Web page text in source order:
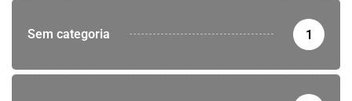
Sem categoria 1